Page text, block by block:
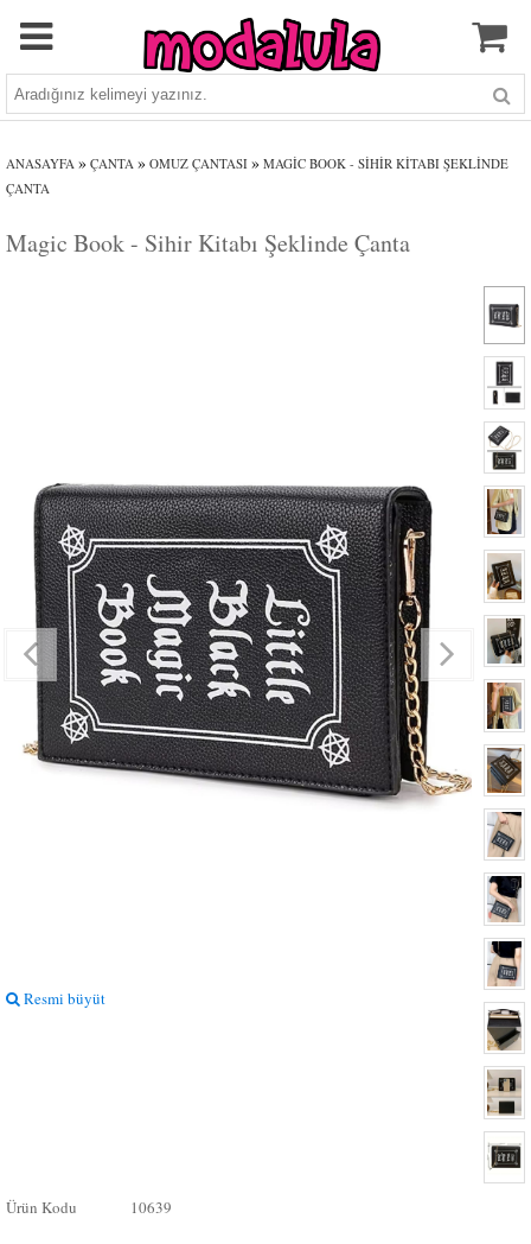
ANASAYFA » ÇANTA » OMUZ ÇANTASI » MAGIC BOOK - SIHIR KITABI ŞEKLINDE
ÇANTA
Magic Book - Sihir Kitabı Şeklinde Çanta
Resmi büyüt
Ürün Kodu 10639